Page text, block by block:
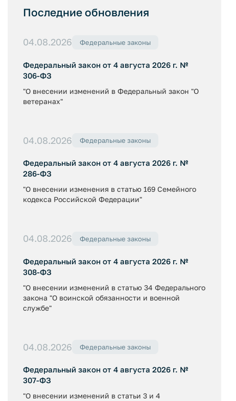
Последние обновления
04.08.2026 Федеральные законы
Федеральный закон от 4 августа 2026 г. №
306-ФЗ
"О внесении изменений в Федеральный закон "О
ветеранах"
04.08.2026 Федеральные законы
Федеральный закон от 4 августа 2026 г. №
286-ФЗ
"О внесении изменения в статью 169 Семейного
кодекса Российской Федерации"
04.08.2026 Федеральные законы
Федеральный закон от 4 августа 2026 г. №
308-ФЗ
"О внесении изменений в статью 34 Федерального
закона "О воинской обязанности и военной
службе"
04.08.2026 Федеральные законы
Федеральный закон от 4 августа 2026 г. №
307-ФЗ
"О внесении изменений в статьи 3 и 4